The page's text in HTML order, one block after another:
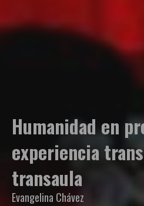
Humanidad en
experiencia
transaula
Evangelina Chávez